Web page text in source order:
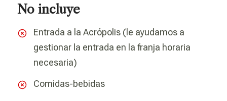
No incluye
Entrada a la Acrópolis (le ayudamos a
gestionar la entrada en la franja horaria
necesaria)
Comidas-bebidas